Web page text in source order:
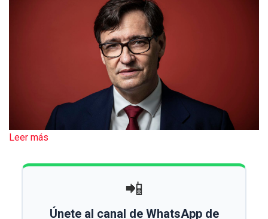
Leer más
📲
Únete al canal de WhatsApp de